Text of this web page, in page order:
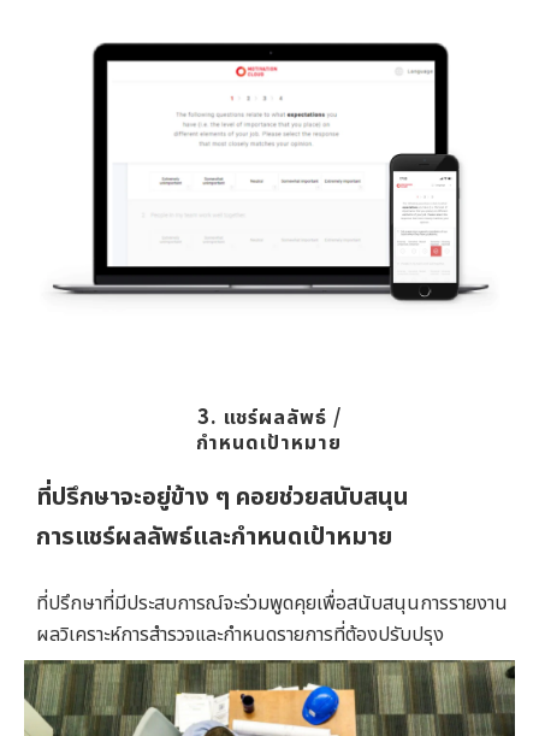
3. แชร์ผลลัพธ์ /
กำหนดเป้าหมาย
ที่ปรึกษาจะอยู่ข้าง ๆ คอยช่วยสนับสนุน
การแชร์ผลลัพธ์และกำหนดเป้าหมาย
ที่ปรึกษาที่มีประสบการณ์จะร่วมพูดคุยเพื่อสนับสนุนการรายงาน
ผลวิเคราะห์การสำรวจและกำหนดรายการที่ต้องปรับปรุง